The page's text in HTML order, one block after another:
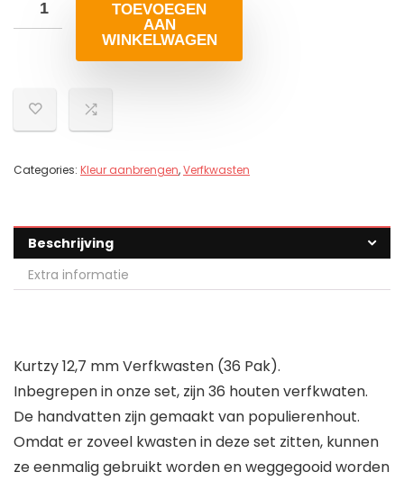
TOEVOEGEN
AAN
WINKELWAGEN
Categories: Kleur aanbrengen,Verfkwasten
Beschrijving
Extra informatie
Kurtzy 12,7 mm Verfkwasten (36 Pak).
Inbegrepen in onze set, zijn 36 houten verfkwaten.
De handvatten zijn gemaakt van populierenhout.
Omdat er zoveel kwasten in deze set zitten, kunnen
ze eenmalig gebruikt worden en weggegooid worden